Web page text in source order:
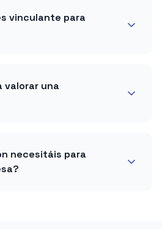
vinculante para
valorar una
necesitáis para